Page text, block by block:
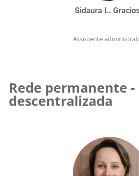
Sidaura L.
Assistente
Rede permanente -
descentralizada